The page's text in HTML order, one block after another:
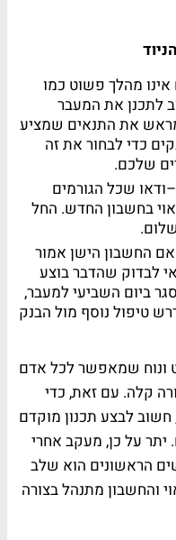
אינו מהלך פשוט כמו
לתכנן את המעבר
את התנאים שמציע
כדי לבחור את זה
שלכם.
–ודאו שכל הגורמים
בחשבון החדש. החל
החשבון הישן אמור
לבדוק שהדבר בוצע
ביום השביעי למעבר,
טיפול נוסף מול הבנק
ונוח שמאפשר לכל אדם
קלה. עם זאת, כדי
לבצע תכנון מוקדם
יתר על כן, מעקב אחרי
הראשונים הוא שלב
והחשבון מתנהל בצורה